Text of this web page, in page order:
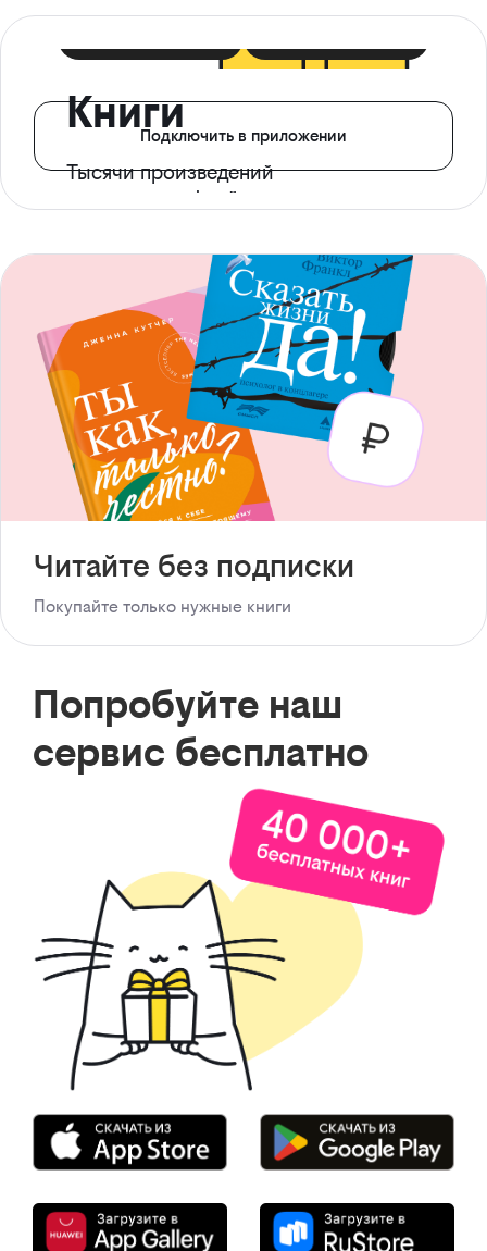
Книги
Тысячи произведений
с доступом офлайн
Подключить в приложении
Читайте без подписки
Покупайте только нужные книги
Попробуйте наш
сервис бесплатно